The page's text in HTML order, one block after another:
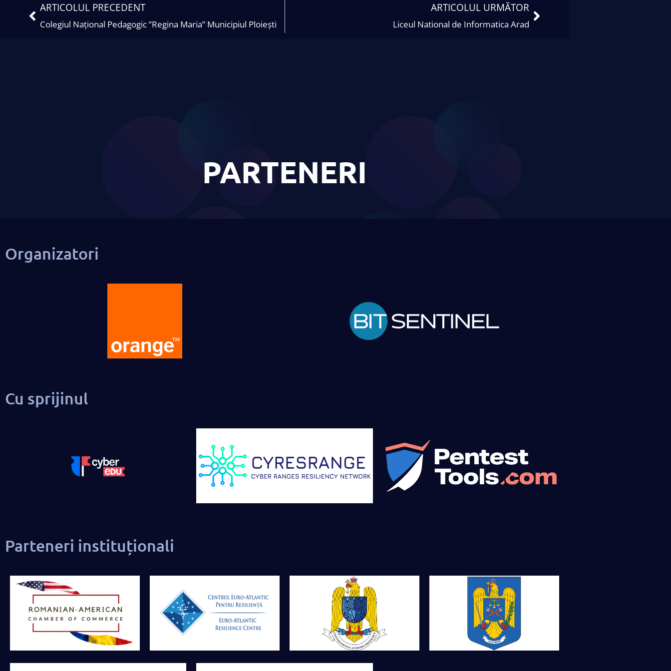
ARTICOLUL PRECEDENT
Colegiul Național Pedagogic ”Regina Maria” Municipiul Ploiești
ARTICOLUL URMĂTOR
Liceul National de Informatica Arad
PARTENERI
Organizatori
Cu sprijinul
Parteneri instituționali